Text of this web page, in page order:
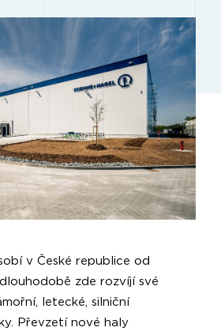
v České republice od
zde rozvíjí své
letecké, silniční
Převzetí nové haly